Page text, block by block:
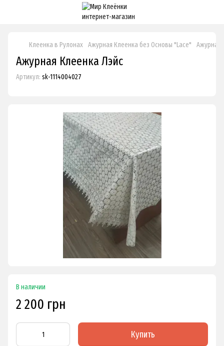
Клеенка в Рулонах Ажурная Клеенка без Основы "Lace" Ажурная
Ажурная Клеенка Лэйс
Артикул: sk-1114004027
В наличии
2 200 грн
Купить